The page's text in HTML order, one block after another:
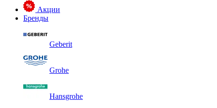
Акции
Бренды
Geberit
Grohe
Hansgrohe